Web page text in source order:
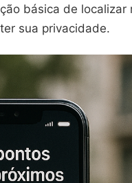
básica de localizar
sua privacidade.